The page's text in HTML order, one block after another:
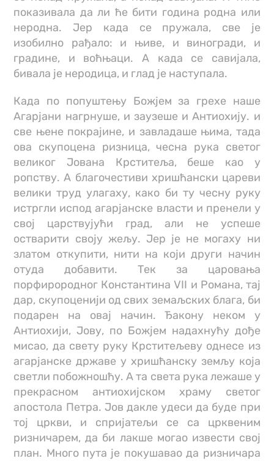
показивала да ли ће бити година родна или
неродна. Јер када се пружала, све је
изобилно рађало: и њиве, и виногради, и
градине, и воћњаци. А када се савијала,
бивала је неродица, и глад је наступала.
Када по попуштењу Божјем за грехе наше
Агарјани нагрнуше, и заузеше и Антиохију. и
све њене покрајине, и завладаше њима, тада
ова скупоцена ризница, чесна рука светог
великог Јована Крститеља, беше као у
ропству. А благочестиви хришћански цареви
велики труд улагаху, како би ту чесну руку
истргли испод агарјанске власти и пренели у
свој царствујући град, али не успеше
остварити своју жељу. Јер је не могаху ни
златом откупити, нити на који други начин
отуда добавити. Тек за царовања
порфирородног Константина VII и Романа, тај
дар, скупоценији од свих земаљских блага, би
подарен на овај начин. Ђакону неком у
Антиохији, Јову, по Божјем надахнућу дође
мисао, да свету руку Крститељеву однесе из
агарјанске државе у хришћанску земљу која
светли побожношћу. А та света рука лежаше у
прекрасном антиохијском храму светог
апостола Петра. Јов дакле удеси да буде при
тој цркви, и спријатељи се са црквеним
ризничарем, да би лакше могао извести свој
план. Много пута је покушавао да ризничара